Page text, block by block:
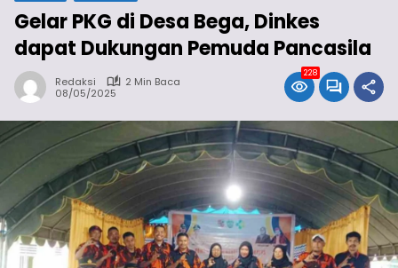
Gelar PKG di Desa Bega, Dinkes
dapat Dukungan Pemuda Pancasila
Redaksi
2 Min Baca
08/05/2025
228